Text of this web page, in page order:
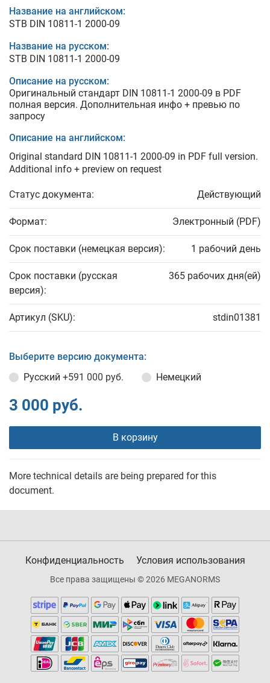
Название на английском:
STB DIN 10811-1 2000-09
Название на русском:
STB DIN 10811-1 2000-09
Описание на русском:
Оригинальный стандарт DIN 10811-1 2000-09 в PDF
полная версия. Дополнительная инфо + превью по
запросу
Описание на английском:
Original standard DIN 10811-1 2000-09 in PDF full version.
Additional info + preview on request
Статус документа: Действующий
Формат: Электронный (PDF)
Срок поставки (немецкая версия): 1 рабочий день
Срок поставки (русская
версия):
365 рабочих дня(ей)
Артикул (SKU): stdin01381
Выберите версию документа:
Русский +591 000 руб. Немецкий
3 000 руб.
В корзину
More technical details are being prepared for this
document.
Конфиденциальность Условия использования
Все права защищены © 2026 MEGANORMS